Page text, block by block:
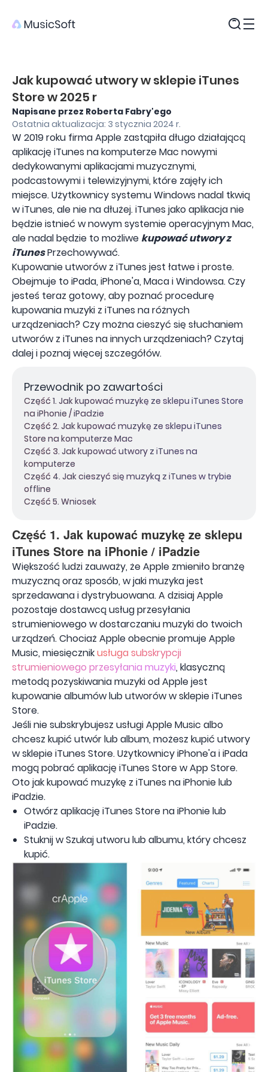
Jak kupować utwory w sklepie iTunes
Store w 2025 r
Napisane przez Roberta Fabry'ego
Ostatnia aktualizacja: 3 stycznia 2024 r.
W 2019 roku firma Apple zastąpiła długo działającą
aplikację iTunes na komputerze Mac nowymi
dedykowanymi aplikacjami muzycznymi,
podcastowymi i telewizyjnymi, które zajęły ich
miejsce. Użytkownicy systemu Windows nadal tkwią
w iTunes, ale nie na dłużej. iTunes jako aplikacja nie
będzie istnieć w nowym systemie operacyjnym Mac,
ale nadal będzie to możliwe kupować utwory z
iTunesPrzechowywać.
Kupowanie utworów z iTunes jest łatwe i proste.
Obejmuje to iPada, iPhone'a, Maca i Windowsa. Czy
jesteś teraz gotowy, aby poznać procedurę
kupowania muzyki z iTunes na różnych
urządzeniach? Czy można cieszyć się słuchaniem
utworów z iTunes na innych urządzeniach? Czytaj
dalej i poznaj więcej szczegółów.
Przewodnik po zawartości
Część 1. Jak kupować muzykę ze sklepu iTunes Store
na iPhonie / iPadzie
Część 2. Jak kupować muzykę ze sklepu iTunes
Store na komputerze Mac
Część 3. Jak kupować utwory z iTunes na
komputerze
Część 4. Jak cieszyć się muzyką z iTunes w trybie
offline
Część 5. Wniosek
Część 1. Jak kupować muzykę ze sklepu
iTunes Store na iPhonie / iPadzie
Większość ludzi zauważy, że Apple zmieniło branżę
muzyczną oraz sposób, w jaki muzyka jest
sprzedawana i dystrybuowana. A dzisiaj Apple
pozostaje dostawcą usług przesyłania
strumieniowego w dostarczaniu muzyki do twoich
urządzeń. Chociaż Apple obecnie promuje Apple
Music, miesięcznikusługa subskrypcji
strumieniowego przesyłania muzyki, klasyczną
metodą pozyskiwania muzyki od Apple jest
kupowanie albumów lub utworów w sklepie iTunes
Store.
Jeśli nie subskrybujesz usługi Apple Music albo
chcesz kupić utwór lub album, możesz kupić utwory
w sklepie iTunes Store. Użytkownicy iPhone'a i iPada
mogą pobrać aplikację iTunes Store w App Store.
Oto jak kupować muzykę z iTunes na iPhonie lub
iPadzie.
Otwórz aplikację iTunes Store na iPhonie lub
iPadzie.
Stuknij w Szukaj utworu lub albumu, który chcesz
kupić.